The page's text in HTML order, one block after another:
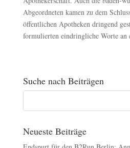
Abgeordneten kamen zu dem
öffentlichen Apotheken dringend
formulierten eindringliche Worte an
Suche nach Beiträgen
Neueste Beiträge